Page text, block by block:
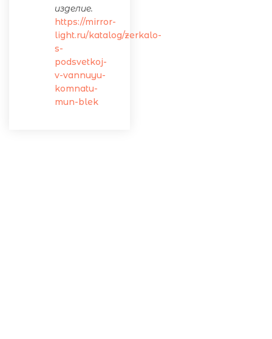
изделие.
https://mirror-
light.ru/katalog/zerkalo-
s-
podsvetkoj-
v-vannuyu-
komnatu-
mun-blek